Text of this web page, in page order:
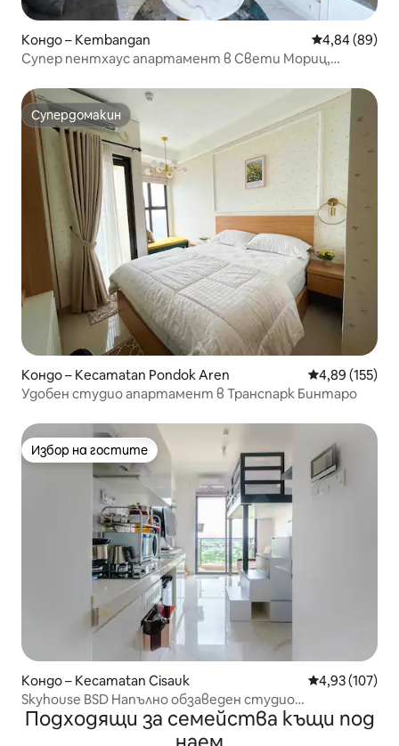
Кондо – Kembangan Средна
4,84 (89)
Супер пентхаус апартамент в Свети Мориц,
Супердомакин
Супердомакин
Кондо – Kecamatan Pondok Aren Средна
4,89 (155)
Удобен студио апартамент в Транспарк Бинтаро
Избор на гостите
Избор на гостите
Кондо – Kecamatan Cisauk Средна
4,93 (107)
Skyhouse BSD Напълно обзаведен студио
апартамент лофт
Подходящи за семейства къщи под